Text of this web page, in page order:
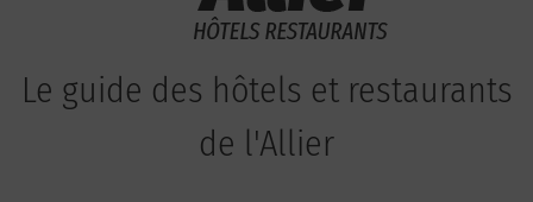
Le guide des hôtels et restaurants
de l'Allier